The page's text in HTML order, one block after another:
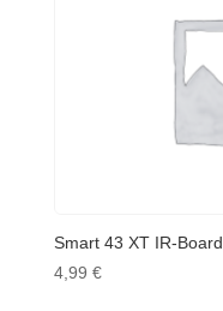
Smart 43 XT IR-Board
4,99 €